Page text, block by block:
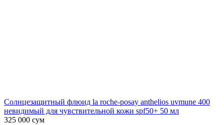
Солнцезащитный флюид la roche-posay anthelios uvmune 400
невидимый для чувствительной кожи spf50+ 50 мл
325 000 сум